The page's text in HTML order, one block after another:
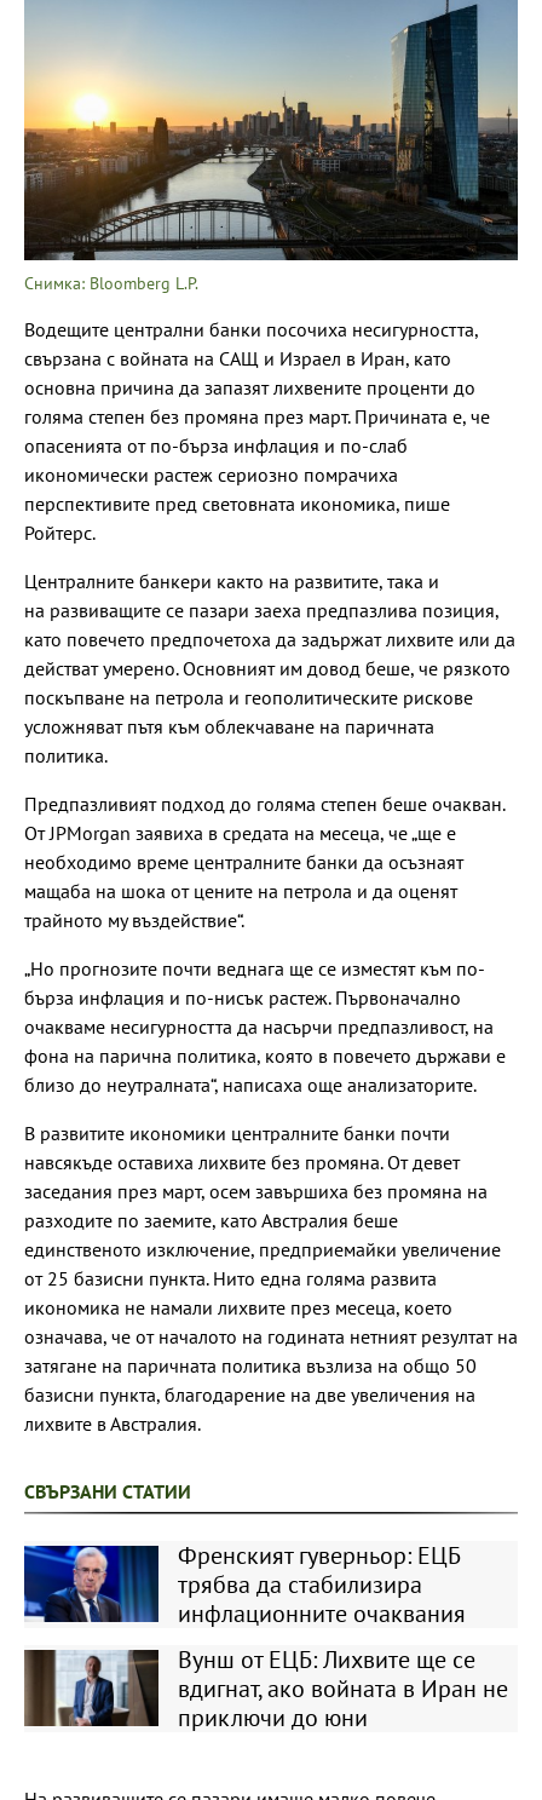
Снимка: Bloomberg L.P.
Водещите централни банки посочиха несигурността,
свързана с войната на САЩ и Израел в Иран, като
основна причина да запазят лихвените проценти до
голяма степен без промяна през март. Причината е, че
опасенията от по-бърза инфлация и по-слаб
икономически растеж сериозно помрачиха
перспективите пред световната икономика, пише
Ройтерс.
Централните банкери както на развитите, така и
на развиващите се пазари заеха предпазлива позиция,
като повечето предпочетоха да задържат лихвите или да
действат умерено. Основният им довод беше, че рязкото
поскъпване на петрола и геополитическите рискове
усложняват пътя към облекчаване на паричната
политика.
Предпазливият подход до голяма степен беше очакван.
От JPMorgan заявиха в средата на месеца, че „ще е
необходимо време централните банки да осъзнаят
мащаба на шока от цените на петрола и да оценят
трайното му въздействие“.
„Но прогнозите почти веднага ще се изместят към по-
бърза инфлация и по-нисък растеж. Първоначално
очакваме несигурността да насърчи предпазливост, на
фона на парична политика, която в повечето държави е
близо до неутралната“, написаха още анализаторите.
В развитите икономики централните банки почти
навсякъде оставиха лихвите без промяна. От девет
заседания през март, осем завършиха без промяна на
разходите по заемите, като Австралия беше
единственото изключение, предприемайки увеличение
от 25 базисни пункта. Нито една голяма развита
икономика не намали лихвите през месеца, което
означава, че от началото на годината нетният резултат на
затягане на паричната политика възлиза на общо 50
базисни пункта, благодарение на две увеличения на
лихвите в Австралия.
СВЪРЗАНИ СТАТИИ
Френският гуверньор: ЕЦБ
трябва да стабилизира
инфлационните очаквания
Вунш от ЕЦБ: Лихвите ще се
вдигнат, ако войната в Иран не
приключи до юни